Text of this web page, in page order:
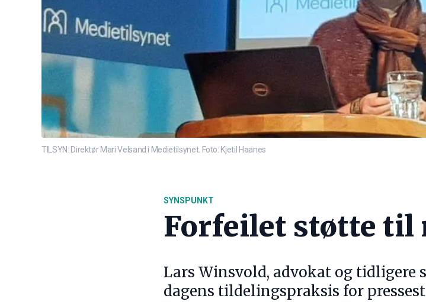
TILSYN: Direktør Mari Velsand i Medietilsynet. Foto: Kjetil Haanes
SYNSPUNKT
Forfeilet støtte til
Lars Winsvold, advokat og
dagens tildelingspraksis for